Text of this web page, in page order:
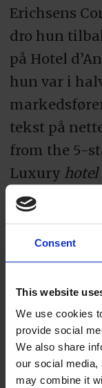
Consent
This website
We use cookies
provide social
We also share
our social media,
may combine it
Erichsens
dro hun
på Hotel
hun var i
tekst på
from the 5-
Luxury hotel
Celebrated
style». Men
var åtte år
Der var hun
de siste syv
Trondheim
på Rica